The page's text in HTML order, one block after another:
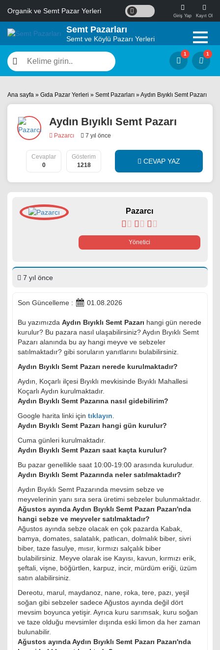
Organik ve Semt Pazar Yerleri
Giriş Yap Kayıt Ol
Semt Pazarları
Semt ve Köylü Pazarı Yerleri
Ana sayfa » Gıda Pazar Yerleri » Semt Pazarları »Aydın Bıyıklı Semt Pazarı
Aydın Bıyıklı Semt Pazarı
Pazarcı 7 yıl önce
Cevaplar
0
Gösterim
1218
CEVAP YAZ
Pazarcı
Yönetici
7 yıl önce
Son Güncelleme : 01.08.2026
Bu yazımızda Aydın Bıyıklı Semt Pazarı hangi gün nerede
kurulur? Bu pazara nasıl ulaşabilirsiniz? Aydın Bıyıklı Semt
Pazarı alanında bu ay hangi meyve ve sebzeler
satılmaktadır? gibi soruların yanıtlarını bulabilirsiniz.
Aydın Bıyıklı Semt Pazarı nerede kurulmaktadır?
Aydın, Koçarlı ilçesi Bıyıklı mevkisinde Bıyıklı Mahallesi
Koçarlı Aydın kurulmaktadır.
Aydın Bıyıklı Semt Pazarına nasıl gidebilirim?
Google harita linki için tıklayın
Aydın Bıyıklı Semt Pazarı hangi gün kurulur?
Cuma günleri kurulmaktadır.
Aydın Bıyıklı Semt Pazarı saat kaçta kurulur?
Bu pazar genellikle saat 10:00-19:00 arasında kuruludur.
Aydın Bıyıklı Semt Pazarında neler satılmaktadır?
Aydın Bıyıklı Semt Pazarında mevsim sebze ve
meyvelerinin yanı sıra sera üretimi sebzeler bulunmaktadır.
Ağustos ayında Aydın Bıyıklı Semt Pazarı Pazarı'nda
hangi sebze ve meyveler satılmaktadır?
Ağustos ayında sebze olacak en çok pazarda Kabak,
bamya, domates, salatalık, patlıcan, dolmalık biber, sivri
biber, taze fasulye, mısır, kırmızı salçalık biber
bulabilirsiniz. Meyve olarak ise Kayısı, kavun, kırmızı erik,
şeftali, vişne, böğürtlen, karpuz, incir, mürdüm eriği, üzüm
satın alabilirsiniz.
Dereotu, marul, maydanoz, nane, roka, tere, pazı, yeşil
soğan gibi sebzeler sadece Ağustos ayında değil dört
mevsim boyunca yetişir. Ayrıca kuru sarımsak, kuru soğan
ve taze olduğu mevsimler dışında eski limon da her zaman
bulunabilir.
Ağustos ayında Aydın Bıyıklı Semt Pazarı Pazarı'nda